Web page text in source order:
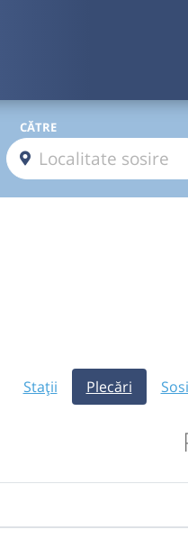
CĂTRE
Stații Plecări